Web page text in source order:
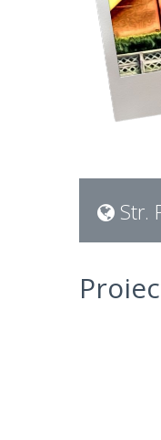
Str.